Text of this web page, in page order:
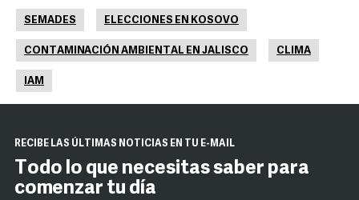
SEMADES ELECCIONES EN KOSOVO
CONTAMINACIÓN AMBIENTAL EN JALISCO CLIMA
IAM
RECIBE LAS ÚLTIMAS NOTICIAS EN TU E-MAIL
Todo lo que necesitas saber para
comenzar tu día